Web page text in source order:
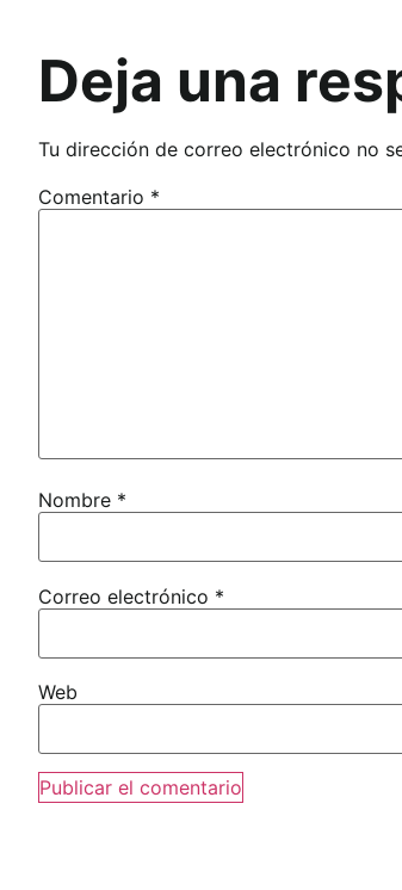
Deja una
Tu dirección de correo electrónico no
Comentario *
Nombre *
Correo electrónico *
Web